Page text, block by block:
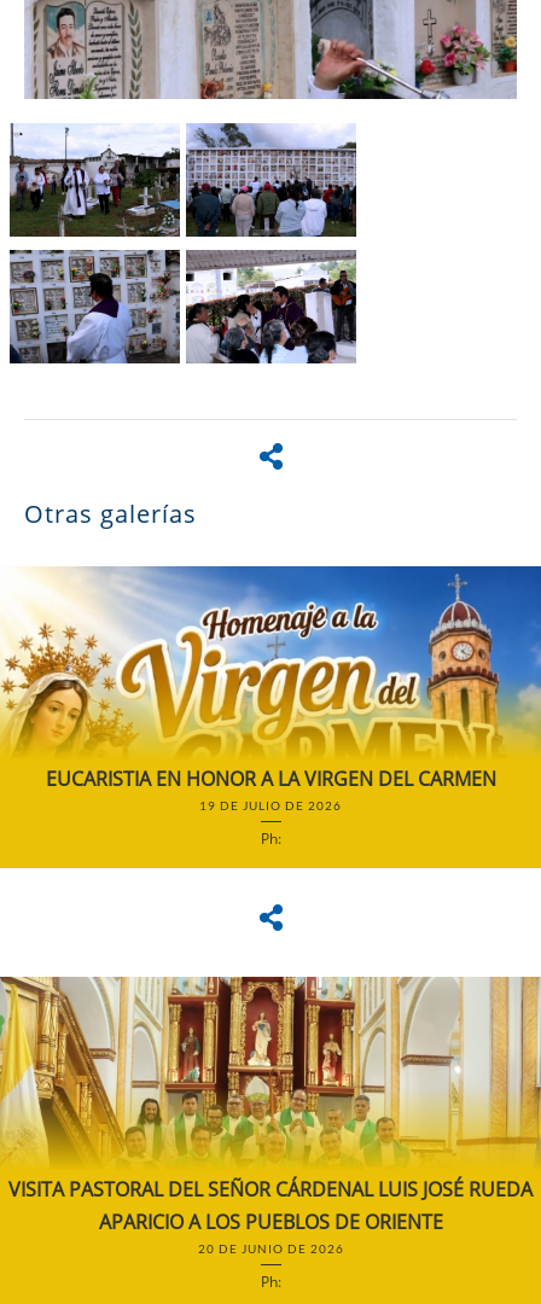
Otras galerías
EUCARISTIA EN HONOR A LA VIRGEN DEL CARMEN
19 DE JULIO DE 2026
Ph:
VISITA PASTORAL DEL SEÑOR CÁRDENAL LUIS JOSÉ RUEDA
APARICIO A LOS PUEBLOS DE ORIENTE
20 DE JUNIO DE 2026
Ph: